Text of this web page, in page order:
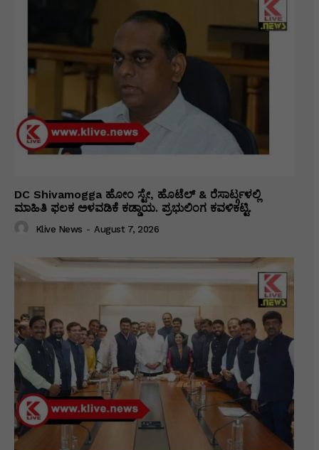
DC Shivamogga ಹೋಂ ಸ್ಟೇ, ಹೊಟೆಲ್ & ರೆಸಾರ್ಟ್ಗಳಲ್ಲಿ
ಮಾಹಿತಿ ಫಲಕ ಅಳವಡಿಕೆ ಕಡ್ಡಾಯ. ಪ್ರಭುಲಿಂಗ ಕವಳಿಕಟ್ಟಿ.
Klive News - August 7, 2026